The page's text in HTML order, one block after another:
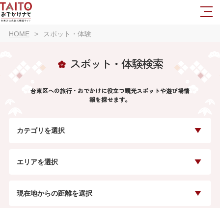
HOME スポット・体験
スポット・体験検索
台東区への旅行・おでかけに役立つ観光スポットや遊び場情
報を探せます。
カテゴリを選択
エリアを選択
現在地からの距離を選択